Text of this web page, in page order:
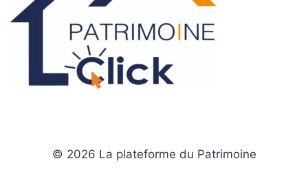
© 2026 La plateforme du Patrimoine